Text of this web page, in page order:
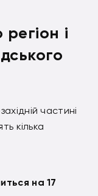
і
частині
кілька
на 17